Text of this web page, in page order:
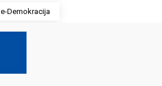
e-Demokracija